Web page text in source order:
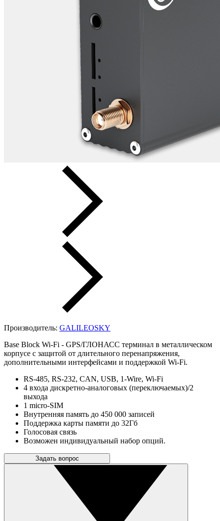
Производитель: GALILEOSKY
Base Block Wi-Fi - GPS/ГЛОНАСС терминал в металлическом
корпусе с защитой от длительного перенапряжения,
дополнительными интерфейсами и поддержкой Wi-Fi.
RS-485, RS-232, CAN, USB, 1-Wire, Wi-Fi
4 входа дискретно-аналоговых (переключаемых)/2
выхода
1 micro-SIM
Внутренняя память до 450 000 записей
Поддержка карты памяти до 32Гб
Голосовая связь
Возможен индивидуальный набор опций.
Задать вопрос